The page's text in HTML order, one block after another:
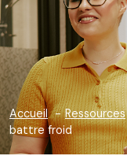
Accueil Ressources
battre froid